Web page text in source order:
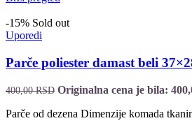
-15% Sold out
Uporedi
Parče poliester damast beli
400,00RSD Originalna cena je bila:
Parče od dezena Dimenzije komada